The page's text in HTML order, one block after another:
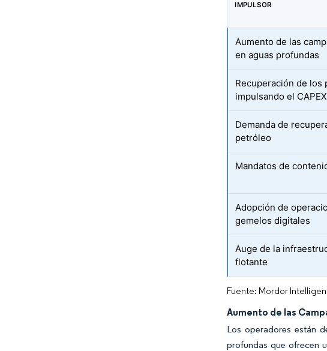
IMPULSOR
Aumento de las
en aguas profundas
Recuperación de
impulsando el CAPEX
Demanda de
petróleo
Mandatos de
Adopción de
gemelos digitales
Auge de la
flotante
Fuente: Mordor
Aumento de las
Los operadores están
profundas que ofrecen